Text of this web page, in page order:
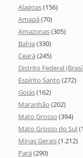
Alagoas(156)
Amapá (70)
Amazonas(305)
Bahia (330)
Ceará (245)
Distrito Federal
Espírito Santo (272)
Goiás(162)
Maranhão (202)
Mato Grosso (394)
Mato Grosso do Sul
Minas Gerais(1.212)
Pará (290)